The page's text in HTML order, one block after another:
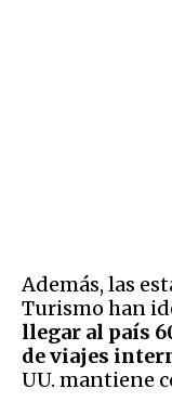
Además, las
Turismo han
llegar al país
de viajes
UU. mantiene